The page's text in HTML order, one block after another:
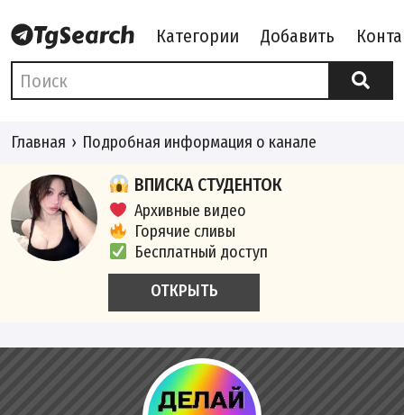
Категории Добавить
Главная Подробная информация о канале
ВПИСКА СТУДЕНТОК
Архивные видео
Горячие сливы
Бесплатный доступ
ОТКРЫТЬ